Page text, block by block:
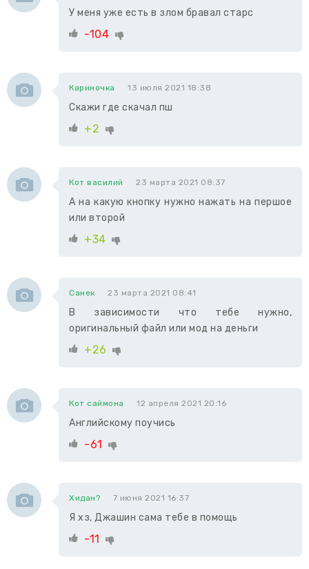
У меня уже есть в злом бравал старс
-104
Кариночка 13 июля 2021 18:38
Скажи где скачал пш
+2
Кот василий 23 марта 2021 08:37
А на какую кнопку нужно нажать на першое
или второй
+34
Санек 23 марта 2021 08:41
В зависимости что тебе нужно,
оригинальный файл или мод на деньги
+26
Кот саймона 12 апреля 2021 20:16
Английскому поучись
-61
Хидан? 7 июня 2021 16:37
Я хз, Джашин сама тебе в помощь
-11